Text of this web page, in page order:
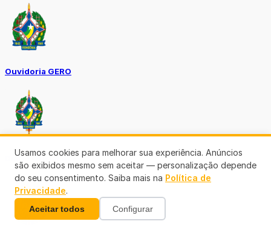
Ouvidoria GERO
Diário Oficial ALE
Usamos cookies para melhorar sua experiência. Anúncios
são exibidos mesmo sem aceitar — personalização depende
do seu consentimento. Saiba mais na Política de
Privacidade.
Aceitar todos Configurar